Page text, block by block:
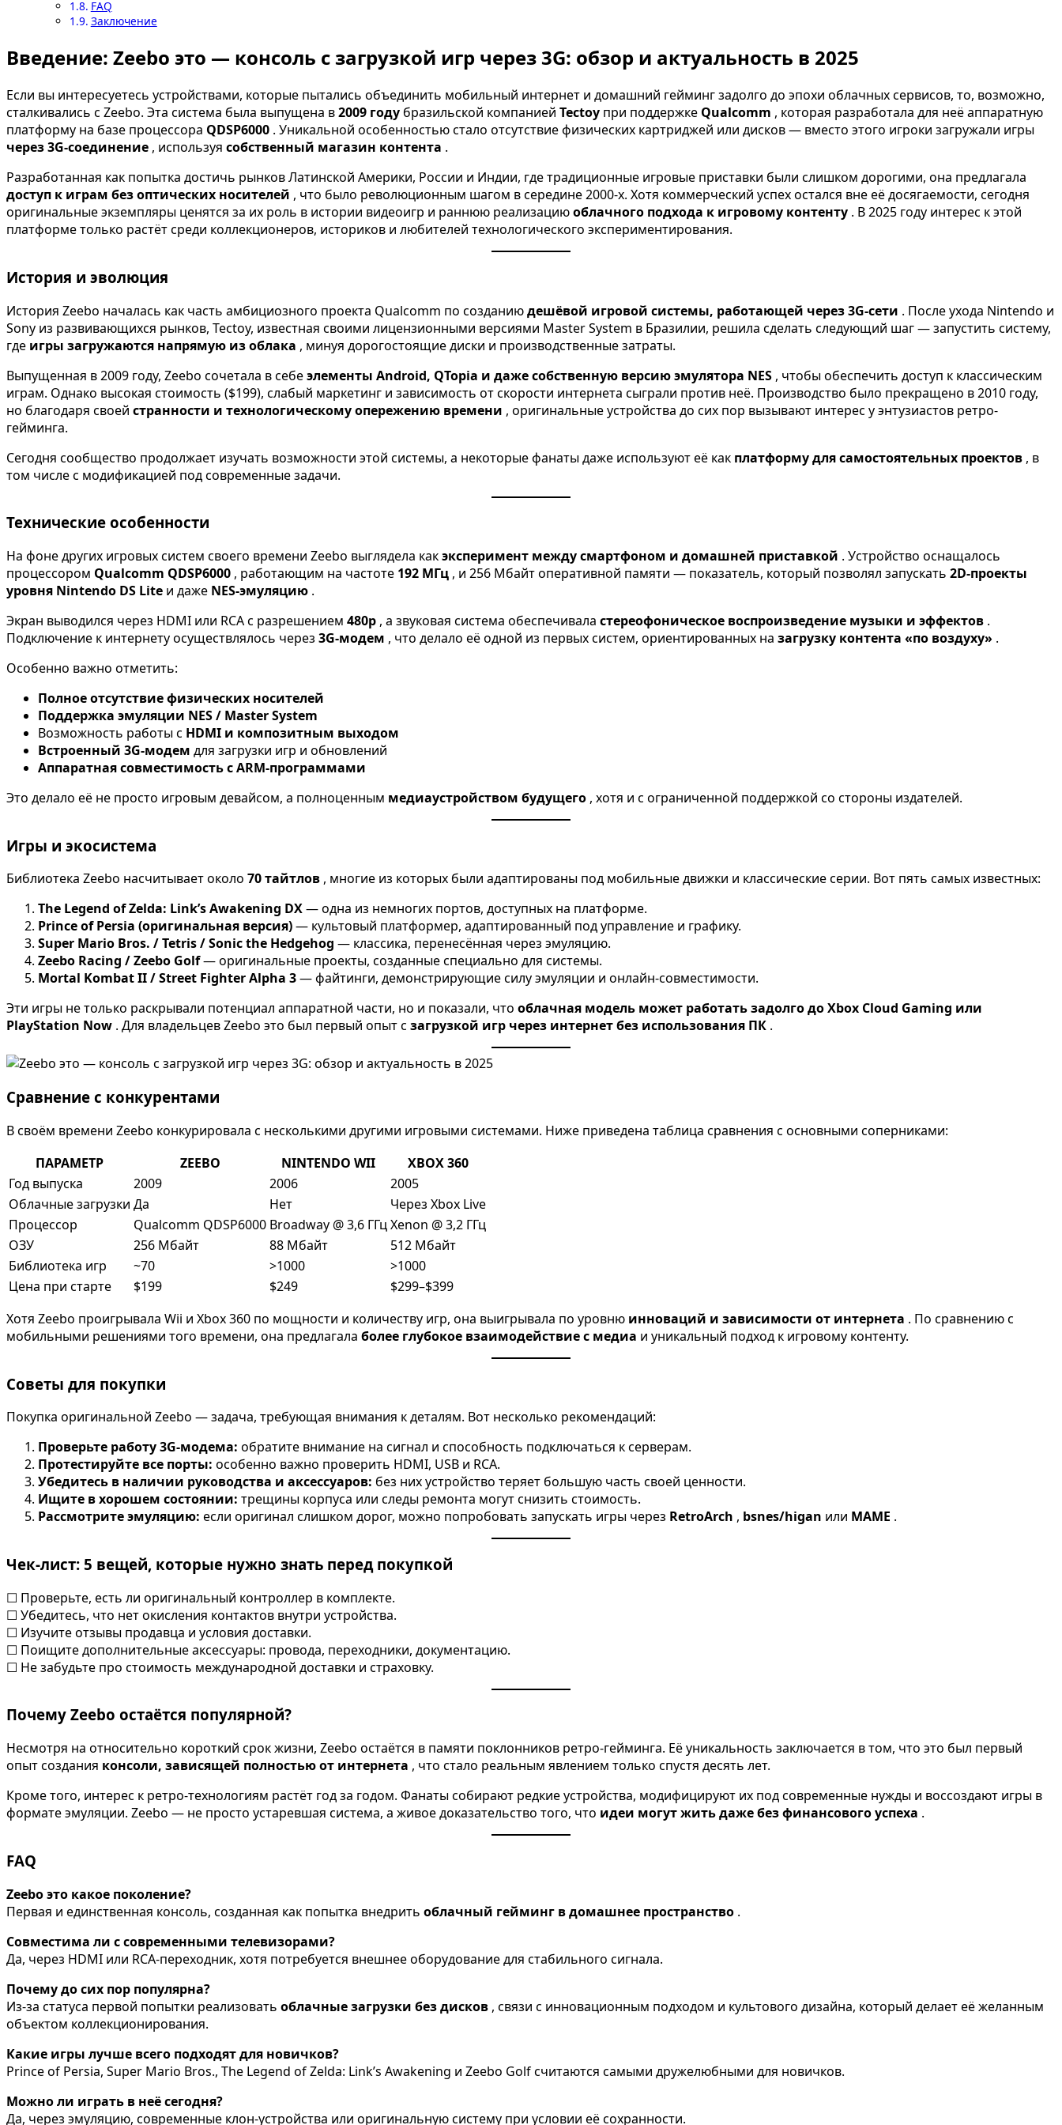
FAQ
Заключение
Введение: Zeebo это — консоль с загрузкой игр через 3G: обзор и актуальность в 2025
Если вы интересуетесь устройствами, которые пытались объединить мобильный интернет и домашний гейминг задолго до эпохи облачных сервисов, то, возможно,
сталкивались с Zeebo. Эта система была выпущена в2009 году бразильской компанией Tectoy при поддержке Qualcomm , которая разработала для неё аппаратную
платформу на базе процессора QDSP6000 . Уникальной особенностью стало отсутствие физических картриджей или дисков — вместо этого игроки загружали игры
через 3G-соединение , используя собственный магазин контента .
Разработанная как попытка достичь рынков Латинской Америки, России и Индии, где традиционные игровые приставки были слишком дорогими, она предлагала
доступ к играм без оптических носителей , что было революционным шагом в середине 2000-х. Хотя коммерческий успех остался вне её досягаемости, сегодня
оригинальные экземпляры ценятся за их роль в истории видеоигр и раннюю реализациюоблачного подхода к игровому контенту . В 2025 году интерес к этой
платформе только растёт среди коллекционеров, историков и любителей технологического экспериментирования.
История и эволюция
История Zeebo началась как часть амбициозного проекта Qualcomm по созданиюдешёвой игровой системы, работающей через 3G-сети . После ухода Nintendo и
Sony из развивающихся рынков, Tectoy, известная своими лицензионными версиями Master System в Бразилии, решила сделать следующий шаг — запустить систему,
где игры загружаются напрямую из облака , минуя дорогостоящие диски и производственные затраты.
Выпущенная в 2009 году, Zeebo сочетала в себеэлементы Android, QTopia и даже собственную версию эмулятора NES , чтобы обеспечить доступ к классическим
играм. Однако высокая стоимость ($199), слабый маркетинг и зависимость от скорости интернета сыграли против неё. Производство было прекращено в 2010 году,
но благодаря своей странности и технологическому опережению времени , оригинальные устройства до сих пор вызывают интерес у энтузиастов ретро-
гейминга.
Сегодня сообщество продолжает изучать возможности этой системы, а некоторые фанаты даже используют её как платформу для самостоятельных проектов , в
том числе с модификацией под современные задачи.
Технические особенности
На фоне других игровых систем своего времени Zeebo выглядела какэксперимент между смартфоном и домашней приставкой . Устройство оснащалось
процессором Qualcomm QDSP6000 , работающим на частоте 192 МГц , и 256 Мбайт оперативной памяти — показатель, который позволял запускать 2D-проекты
уровня Nintendo DS Lite и даже NES-эмуляцию .
Экран выводился через HDMI или RCA с разрешением 480p , а звуковая система обеспечивала стереофоническое воспроизведение музыки и эффектов .
Подключение к интернету осуществлялось через 3G-модем , что делало её одной из первых систем, ориентированных на загрузку контента «по воздуху» .
Особенно важно отметить:
Полное отсутствие физических носителей
Поддержка эмуляции NES / Master System
Возможность работы с HDMI и композитным выходом
Встроенный 3G-модем для загрузки игр и обновлений
Аппаратная совместимость с ARM-программами
Это делало её не просто игровым девайсом, а полноценным медиаустройством будущего , хотя и с ограниченной поддержкой со стороны издателей.
Игры и экосистема
Библиотека Zeebo насчитывает около 70 тайтлов , многие из которых были адаптированы под мобильные движки и классические серии. Вот пять самых известных:
The Legend of Zelda: Link’s Awakening DX— одна из немногих портов, доступных на платформе.
Prince of Persia (оригинальная версия)— культовый платформер, адаптированный под управление и графику.
Super Mario Bros. / Tetris / Sonic the Hedgehog — классика, перенесённая через эмуляцию.
Zeebo Racing / Zeebo Golf— оригинальные проекты, созданные специально для системы.
Mortal Kombat II / Street Fighter Alpha 3— файтинги, демонстрирующие силу эмуляции и онлайн-совместимости.
Эти игры не только раскрывали потенциал аппаратной части, но и показали, что облачная модель может работать задолго до Xbox Cloud Gaming или
PlayStation Now . Для владельцев Zeebo это был первый опыт с загрузкой игр через интернет без использования ПК .
Сравнение с конкурентами
В своём времени Zeebo конкурировала с несколькими другими игровыми системами. Ниже приведена таблица сравнения с основными соперниками:
ПАРАМЕТР
ZEEBO NINTENDO WII
XBOX 360
Год выпуска
2009 2006
2005
Облачные загрузки Да Нет
Через Xbox Live
Процессор
Qualcomm QDSP6000 Broadway @ 3,6 ГГцXenon @ 3,2 ГГц
ОЗУ
256 Мбайт 88 Мбайт
512 Мбайт
Библиотека игр
~70 >1000
>1000
Цена при старте
$199 $249
$299–$399
Хотя Zeebo проигрывала Wii и Xbox 360 по мощности и количеству игр, она выигрывала по уровню инноваций и зависимости от интернета . По сравнению с
мобильными решениями того времени, она предлагала более глубокое взаимодействие с медиа и уникальный подход к игровому контенту.
Советы для покупки
Покупка оригинальной Zeebo — задача, требующая внимания к деталям. Вот несколько рекомендаций:
Проверьте работу 3G-модема: обратите внимание на сигнал и способность подключаться к серверам.
Протестируйте все порты: особенно важно проверить HDMI, USB и RCA.
Убедитесь в наличии руководства и аксессуаров: без них устройство теряет большую часть своей ценности.
Ищите в хорошем состоянии: трещины корпуса или следы ремонта могут снизить стоимость.
Рассмотрите эмуляцию: если оригинал слишком дорог, можно попробовать запускать игры через RetroArch , bsnes/higan или MAME .
Чек-лист: 5 вещей, которые нужно знать перед покупкой
☐ Проверьте, есть ли оригинальный контроллер в комплекте.
☐ Убедитесь, что нет окисления контактов внутри устройства.
☐ Изучите отзывы продавца и условия доставки.
☐ Поищите дополнительные аксессуары: провода, переходники, документацию.
☐ Не забудьте про стоимость международной доставки и страховку.
Почему Zeebo остаётся популярной?
Несмотря на относительно короткий срок жизни, Zeebo остаётся в памяти поклонников ретро-гейминга. Её уникальность заключается в том, что это был первый
опыт создания консоли, зависящей полностью от интернета , что стало реальным явлением только спустя десять лет.
Кроме того, интерес к ретро-технологиям растёт год за годом. Фанаты собирают редкие устройства, модифицируют их под современные нужды и воссоздают игры в
формате эмуляции. Zeebo — не просто устаревшая система, а живое доказательство того, что идеи могут жить даже без финансового успеха .
FAQ
Zeebo это какое поколение?
Первая и единственная консоль, созданная как попытка внедрить облачный гейминг в домашнее пространство .
Совместима ли с современными телевизорами?
Да, через HDMI или RCA-переходник, хотя потребуется внешнее оборудование для стабильного сигнала.
Почему до сих пор популярна?
Из-за статуса первой попытки реализовать облачные загрузки без дисков , связи с инновационным подходом и культового дизайна, который делает её желанным
объектом коллекционирования.
Какие игры лучше всего подходят для новичков?
Prince of Persia, Super Mario Bros., The Legend of Zelda: Link’s Awakening и Zeebo Golf считаются самыми дружелюбными для новичков.
Можно ли играть в неё сегодня?
Да, через эмуляцию, современные клон-устройства или оригинальную систему при условии её сохранности.